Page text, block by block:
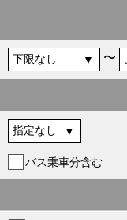
〜
バス乗車分含む